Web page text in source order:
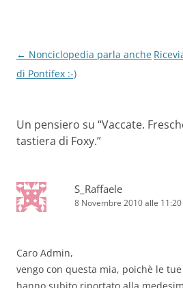
Navigazione
articolo
← Nonciclopedia parla anche
di Pontifex :-)
Un pensiero su “Vaccate.
tastiera di Foxy.”
S_Raffaele
8 Novembre 2010 alle 11:20
Caro Admin,
vengo con questa mia, poichè le